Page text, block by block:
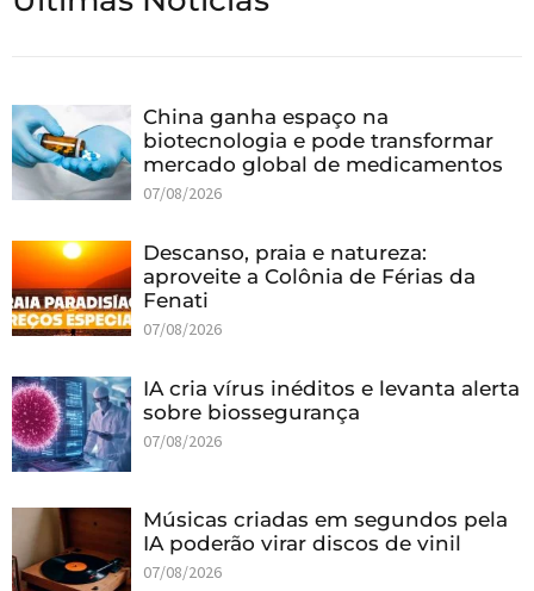
China ganha espaço na
biotecnologia e pode transformar
mercado global de medicamentos
07/08/2026
Descanso, praia e natureza:
aproveite a Colônia de Férias da
Fenati
07/08/2026
IA cria vírus inéditos e levanta alerta
sobre biossegurança
07/08/2026
Músicas criadas em segundos pela
IA poderão virar discos de vinil
07/08/2026